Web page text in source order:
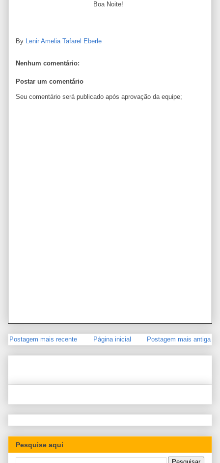
Boa Noite!
By Lenir Amelia Tafarel Eberle
Nenhum comentário:
Postar um comentário
Seu comentário será publicado após aprovação da equipe;
Postagem mais recente Postagem mais antiga
Página inicial
Pesquise aqui